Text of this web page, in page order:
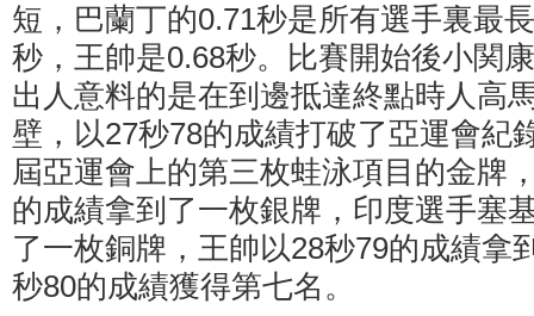
短，巴蘭丁的0.71秒是所有選手裏最
秒，王帥是0.68秒。比賽開始後小関
出人意料的是在到邊抵達終點時人高
壁，以27秒78的成績打破了亞運會紀
屆亞運會上的第三枚蛙泳項目的金牌
的成績拿到了一枚銀牌，印度選手塞
了一枚銅牌，王帥以28秒79的成績拿
秒80的成績獲得第七名。